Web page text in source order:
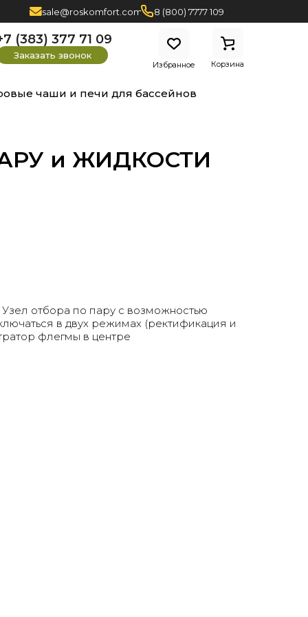
sale@roskomfort.com 8 (800) 7777 109
Корзина
Избранное
(383) 377 71 09
Заказать звонок
чаши и печи для бассейнов
и ЖИДКОСТИ
отбора по пару с возможностью
в двух режимах (ректификация и
флегмы в центре